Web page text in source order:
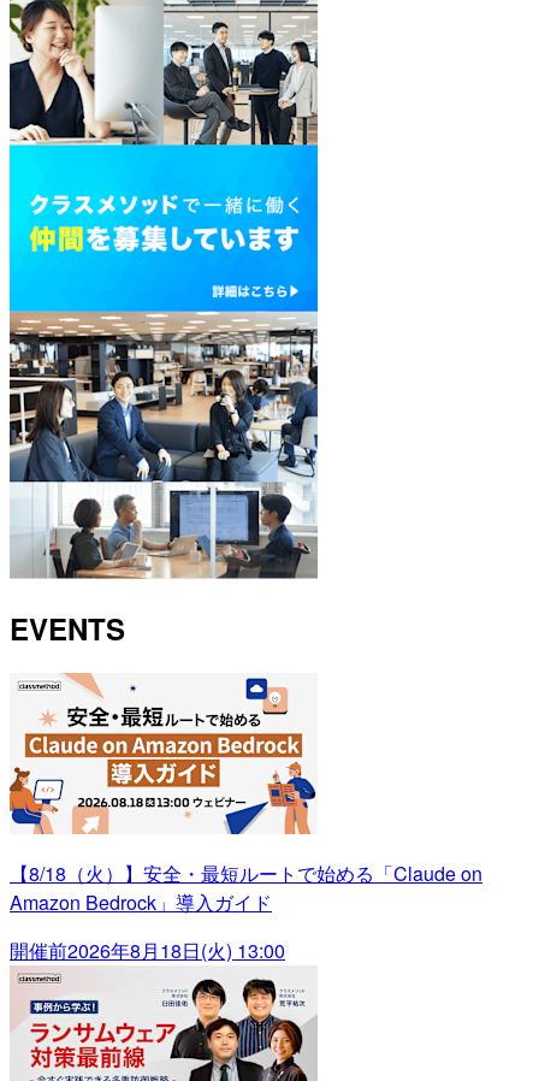
EVENTS
【8/18（火）】安全・最短ルートで始める「Claude on
Amazon Bedrock」導入ガイド
開催前2026年8月18日(火) 13:00